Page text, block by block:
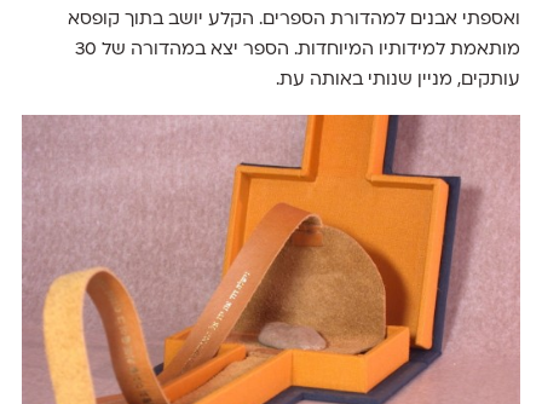
ואספתי אבנים למהדורת הספרים. הקלע יושב בתוך קופסא
מותאמת למידותיו המיוחדות. הספר יצא במהדורה של 30
עותקים, מניין שנותי באותה עת.